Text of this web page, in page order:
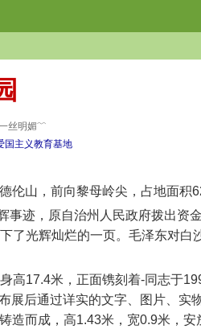
丝明媚﹌
国主义教育基地
山，前向黎母岭尖，占地面积
迹，原自治州人民政府拨出资
光辉灿烂的一页。毛泽东对白
17.4米，正面镌刻着-同志于
展后通过详实的文字、图片、实
而成，高1.43米，宽0.9米，